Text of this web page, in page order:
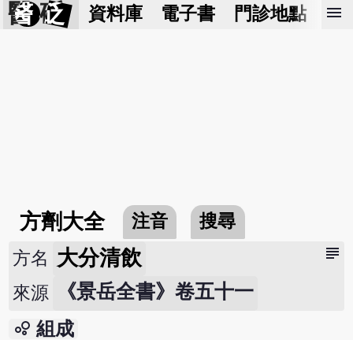
醫 砭 資料庫 電子書 門診地點 預
menu
方劑大全 注音 搜尋
subject
方名 大分清飲
來源 《景岳全書》卷五十一
bubble_chart 組成